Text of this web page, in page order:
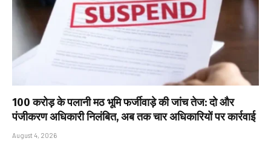
₹100 करोड़ के पलानी मठ भूमि फर्जीवाड़े की जांच तेज: दो और
पंजीकरण अधिकारी निलंबित, अब तक चार अधिकारियों पर कार्रवाई
August 4, 2026